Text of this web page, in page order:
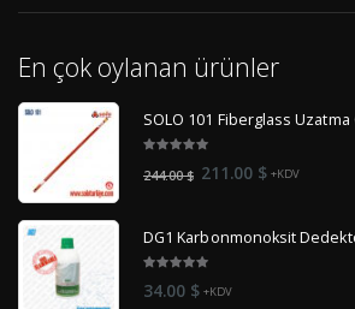
En çok oylanan ürünler
SOLO 101 Fiberglass Uzatma
of 5
244.00$ Orijinal
244.00 $.
211.00 $Şu
fiyat:
+KDV
DG1 Karbonmonoksit
out
of 5
34.00 $ +KDV